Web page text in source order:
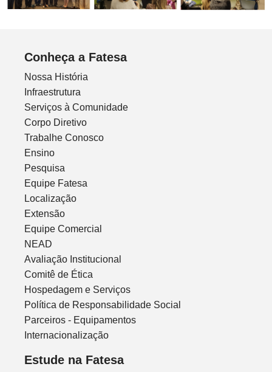
Conheça a Fatesa
Nossa História
Infraestrutura
Serviços à Comunidade
Corpo Diretivo
Trabalhe Conosco
Ensino
Pesquisa
Equipe Fatesa
Localização
Extensão
Equipe Comercial
NEAD
Avaliação Institucional
Comitê de Ética
Hospedagem e Serviços
Política de Responsabilidade Social
Parceiros - Equipamentos
Internacionalização
Estude na Fatesa